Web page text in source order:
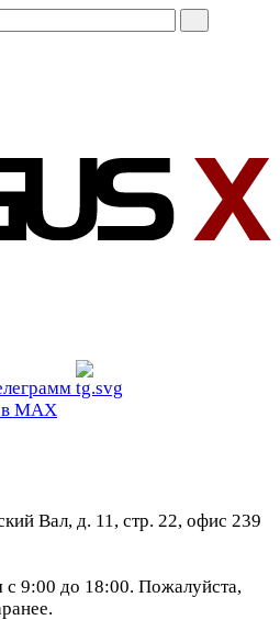
в МАХ
Вал, д. 11, стр. 22, офис 239
с 9:00 до 18:00. Пожалуйста,